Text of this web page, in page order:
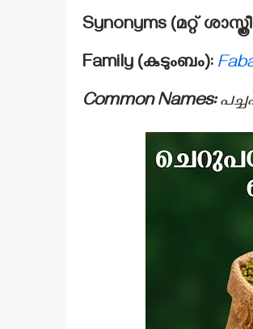
Synonyms (മറ്റ്
Family (കുടുംബം):
Common Names: